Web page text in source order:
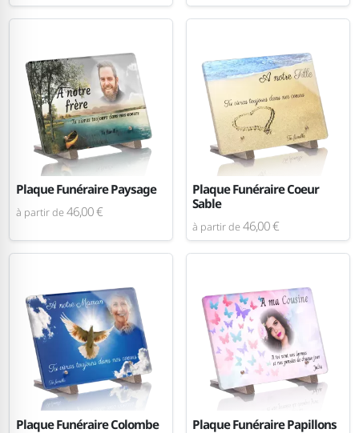
Plaque Funéraire Paysage
à partir de46,00 €
Plaque Funéraire Coeur
Sable
à partir de46,00 €
Plaque Funéraire Colombe Plaque Funéraire Papillons